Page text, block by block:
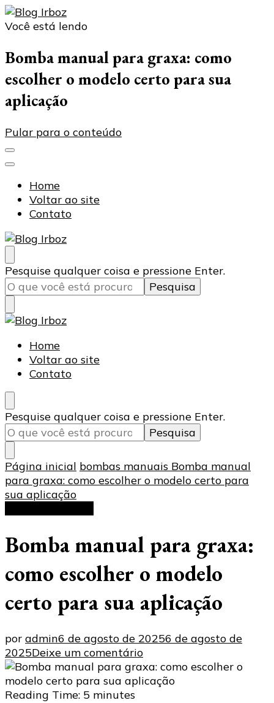
Você está lendo
Bomba manual para graxa: como
escolher o modelo certo para sua
aplicação
Pular para o conteúdo
Home
Voltar ao site
Contato
Blog Irboz
Blog de Lubrificação Industrial
Procurando
algo?
Pesquise qualquer coisa e pressione Enter.
Blog Irboz
Blog de Lubrificação Industrial
Home
Voltar ao site
Contato
Procurando
algo?
Pesquise qualquer coisa e pressione Enter.
Página inicial bombas manuais Bomba manual
para graxa: como escolher o modelo certo para
sua aplicação
Bomba manual para graxa:
como escolher o modelo
certo para sua aplicação
por admin6 de agosto de 20256 de agosto de
2025Deixe um comentárioem
Bomba
manual
Reading Time: 5 minutes